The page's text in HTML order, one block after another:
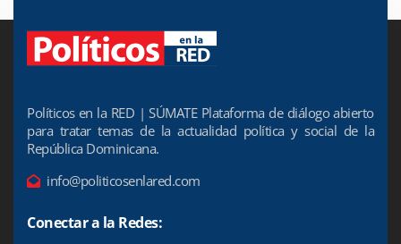
Políticos en la RED | SÚMATE Plataforma de diálogo abierto
para tratar temas de la actualidad política y social de la
República Dominicana.
info@politicosenlared.com
Conectar a la Redes: